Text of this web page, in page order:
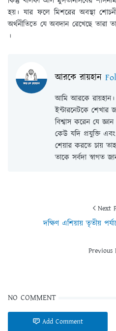
হয়। যার ফলে মিশরের অবস্থা
অর্থনীতিতে যে অবদান রেখেছে তারা
।
আরকে রায়হান
আমি আরকে রায়হান।
ইন্টারনেটকে শেখার
বিশ্বাস করেন যে
কেউ যদি প্রযুক্তি
শেয়ার করতে চায়
তাকে সর্বদা স্বাগত
Next
দক্ষিণ এশিয়ায় তৃতীয়
Previous
NO COMMENT
Add Comment